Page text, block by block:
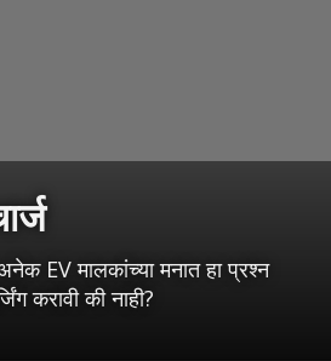
EV मालकांच्या मनात हा प्रश्न
करावी की नाही?